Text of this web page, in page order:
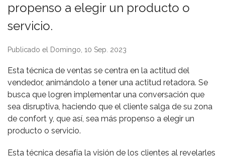
propenso a elegir un producto o
servicio.
Publicado el Domingo, 10 Sep. 2023
Esta técnica de ventas se centra en la actitud del
vendedor, animándolo a tener una actitud retadora. Se
busca que logren implementar una conversación que
sea disruptiva, haciendo que el cliente salga de su zona
de confort y, que así, sea más propenso a elegir un
producto o servicio.
Esta técnica desafía la visión de los clientes al revelarles